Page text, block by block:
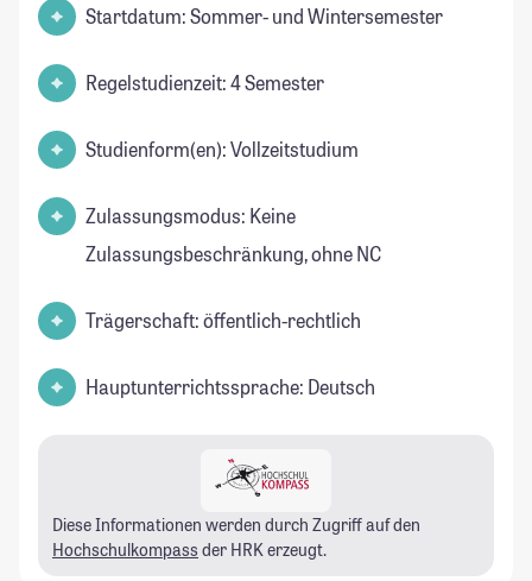
Startdatum: Sommer- und Wintersemester
Regelstudienzeit: 4 Semester
Studienform(en): Vollzeitstudium
Zulassungsmodus: Keine
Zulassungsbeschränkung, ohne NC
Trägerschaft: öffentlich-rechtlich
Hauptunterrichtssprache: Deutsch
Diese Informationen werden durch Zugriff auf den
Hochschulkompass der HRK erzeugt.